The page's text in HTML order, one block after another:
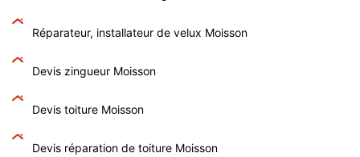
Réparateur, installateur de velux Moisson
Devis zingueur Moisson
Devis toiture Moisson
Devis réparation de toiture Moisson